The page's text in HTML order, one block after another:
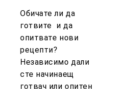
Обичате ли да
готвите и да
опитвате нови
рецепти?
Независимо дали
сте начинаещ
готвач или опитен